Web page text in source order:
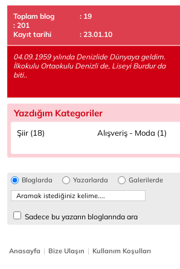
Toplam blog
: 19
: 201
Kayıt tarihi
: 23.01.10
04.09.1959 yılında Denizlide Dünyaya geldim.
İlkokulu Ortaokulu Denizli de, Liseyi Burdur da
biti..
Yazdığım Kategoriler
Şiir (18) Alışveriş - Moda (1)
Bloglarda Yazarlarda Galerilerde
Sadece bu yazarın bloglarında ara
Anasayfa | Bize Ulaşın | Kullanım Koşulları